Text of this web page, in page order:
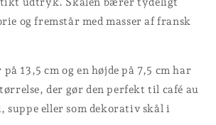
og fremstår med masser af fransk
13,5 cm og en højde på 7,5 cm har
der gør den perfekt til café au
suppe eller som dekorativ skål i